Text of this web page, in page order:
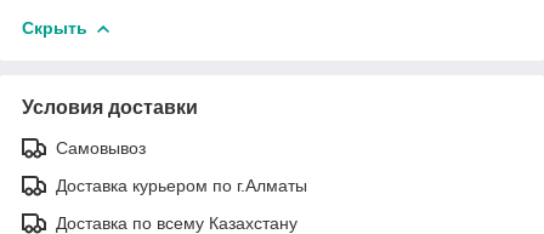
Скрыть
Условия доставки
Самовывоз
Доставка курьером по г.Алматы
Доставка по всему Казахстану